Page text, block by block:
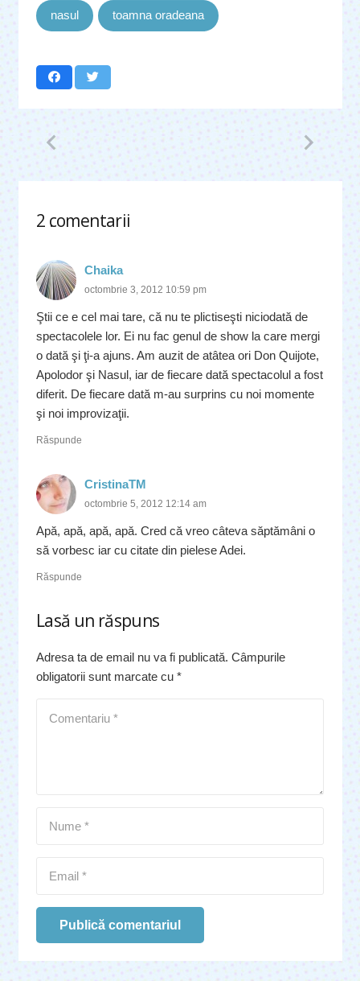
nasul toamna oradeana
2 comentarii
.
Chaika
octombrie 3, 2012 10:59 pm
Ştii ce e cel mai tare, că nu te plictiseşti niciodată de
spectacolele lor. Ei nu fac genul de show la care mergi
o dată şi ţi-a ajuns. Am auzit de atâtea ori Don Quijote,
Apolodor şi Nasul, iar de fiecare dată spectacolul a fost
diferit. De fiecare dată m-au surprins cu noi momente
şi noi improvizaţii.
Răspunde
CristinaTM
octombrie 5, 2012 12:14 am
Apă, apă, apă, apă. Cred că vreo câteva săptămâni o
să vorbesc iar cu citate din pielese Adei.
Răspunde
Lasă un răspuns
Adresa ta de email nu va fi publicată. Câmpurile
obligatorii sunt marcate cu *
Publică comentariul